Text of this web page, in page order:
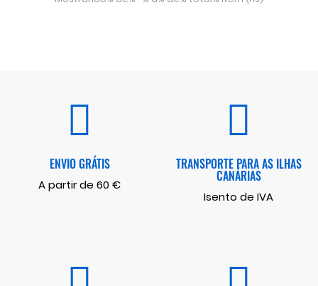
ENVIO GRÁTIS
A partir de 60 €
TRANSPORTE PARA AS ILHAS
CANÁRIAS
Isento de IVA